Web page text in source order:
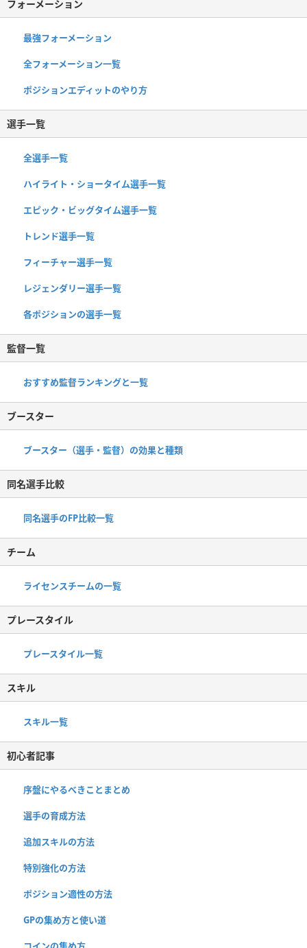
フォーメーション
最強フォーメーション
全フォーメーション一覧
ポジションエディットのやり方
選手一覧
全選手一覧
ハイライト・ショータイム選手一覧
エピック・ビッグタイム選手一覧
トレンド選手一覧
フィーチャー選手一覧
レジェンダリー選手一覧
各ポジションの選手一覧
監督一覧
おすすめ監督ランキングと一覧
ブースター
ブースター（選手・監督）の効果と種類
同名選手比較
同名選手のFP比較一覧
チーム
ライセンスチームの一覧
プレースタイル
プレースタイル一覧
スキル
スキル一覧
初心者記事
序盤にやるべきことまとめ
選手の育成方法
追加スキルの方法
特別強化の方法
ポジション適性の方法
GPの集め方と使い道